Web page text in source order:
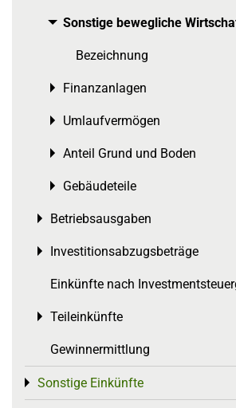
Sonstige bewegliche
Toggle menu
Bezeichnung
Finanzanlagen
Toggle menu
Umlaufvermögen
Toggle menu
Anteil Grund und Boden
Toggle menu
Gebäudeteile
Toggle menu
Betriebsausgaben
Toggle menu
Investitionsabzugsbeträge
Toggle menu
Einkünfte nach
Teileinkünfte
Toggle menu
Gewinnermittlung
Sonstige Einkünfte
Toggle menu